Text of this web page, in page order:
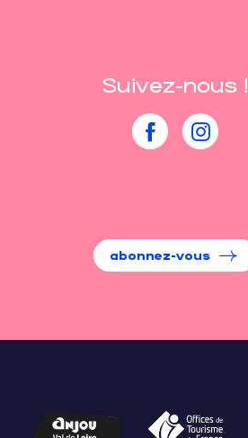
Suivez-nous !
abonnez-vous